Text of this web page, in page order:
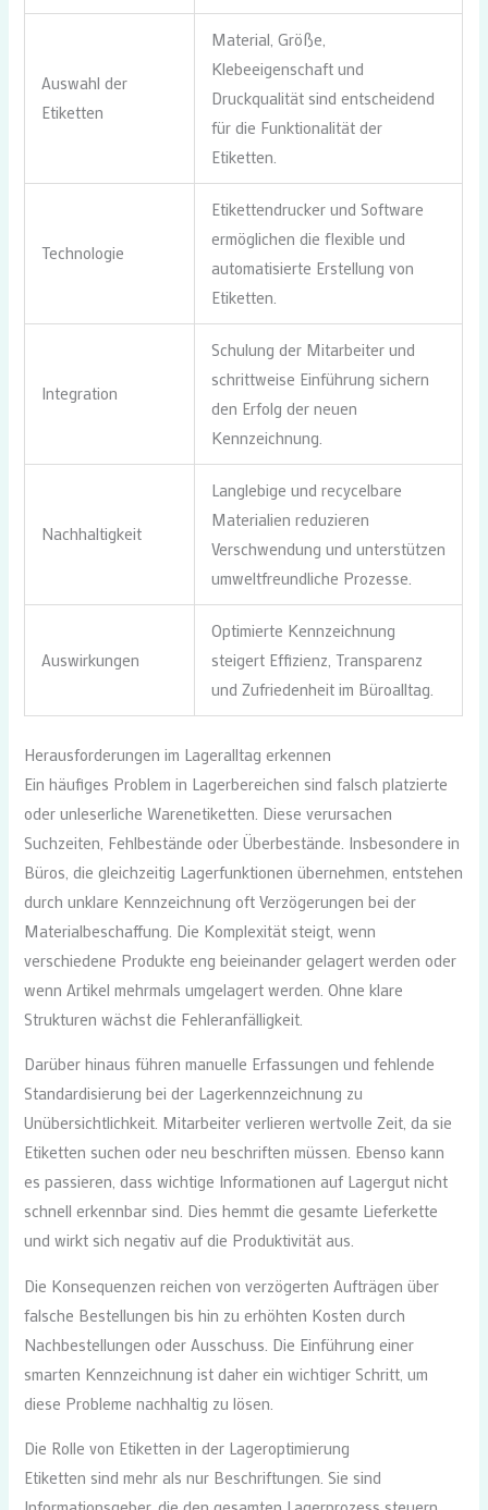
Auswahl der
Etiketten
Material, Größe,
Klebeeigenschaft und
Druckqualität sind entscheidend
für die Funktionalität der
Etiketten.
Technologie
Etikettendrucker und Software
ermöglichen die flexible und
automatisierte Erstellung von
Etiketten.
Integration
Schulung der Mitarbeiter und
schrittweise Einführung sichern
den Erfolg der neuen
Kennzeichnung.
Nachhaltigkeit
Langlebige und recycelbare
Materialien reduzieren
Verschwendung und unterstützen
umweltfreundliche Prozesse.
Auswirkungen
Optimierte Kennzeichnung
steigert Effizienz, Transparenz
und Zufriedenheit im Büroalltag.
Herausforderungen im Lageralltag erkennen
Ein häufiges Problem in Lagerbereichen sind falsch platzierte
oder unleserliche Warenetiketten. Diese verursachen
Suchzeiten, Fehlbestände oder Überbestände. Insbesondere in
Büros, die gleichzeitig Lagerfunktionen übernehmen, entstehen
durch unklare Kennzeichnung oft Verzögerungen bei der
Materialbeschaffung. Die Komplexität steigt, wenn
verschiedene Produkte eng beieinander gelagert werden oder
wenn Artikel mehrmals umgelagert werden. Ohne klare
Strukturen wächst die Fehleranfälligkeit.
Darüber hinaus führen manuelle Erfassungen und fehlende
Standardisierung bei der Lagerkennzeichnung zu
Unübersichtlichkeit. Mitarbeiter verlieren wertvolle Zeit, da sie
Etiketten suchen oder neu beschriften müssen. Ebenso kann
es passieren, dass wichtige Informationen auf Lagergut nicht
schnell erkennbar sind. Dies hemmt die gesamte Lieferkette
und wirkt sich negativ auf die Produktivität aus.
Die Konsequenzen reichen von verzögerten Aufträgen über
falsche Bestellungen bis hin zu erhöhten Kosten durch
Nachbestellungen oder Ausschuss. Die Einführung einer
smarten Kennzeichnung ist daher ein wichtiger Schritt, um
diese Probleme nachhaltig zu lösen.
Die Rolle von Etiketten in der Lageroptimierung
Etiketten sind mehr als nur Beschriftungen. Sie sind